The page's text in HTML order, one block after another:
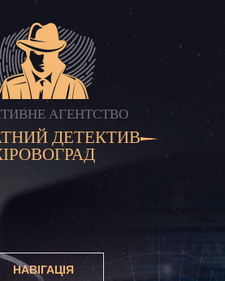
АГЕНТСТВО
ДЕТЕКТИВ
НАВІГАЦІЯ